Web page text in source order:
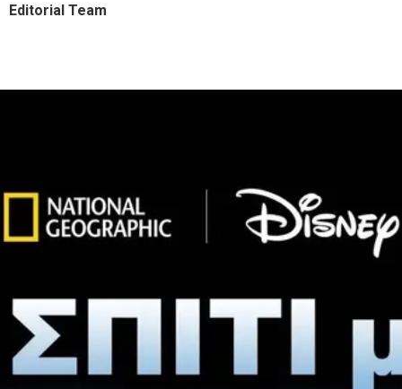
Editorial Team